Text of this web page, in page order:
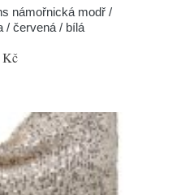
námořnická modř /
/ červená / bílá
Kč